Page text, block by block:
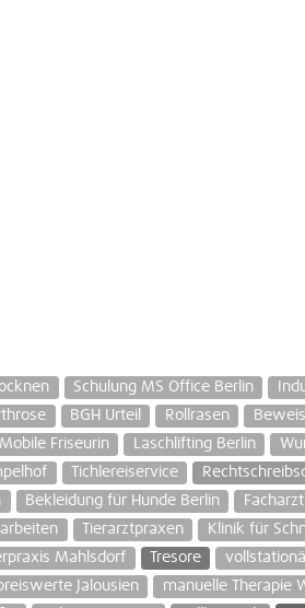
Schulung MS Office Berlin
BGH Urteil Rollrasen
Mobile Friseurin Laschlifting Berlin
Tichlereiservice
Bekleidung für Hunde Berlin
Tierarztpraxen Klinik für
Mahlsdorf Tresore
Jalousien manuelle Therapie